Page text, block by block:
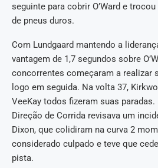
seguinte para cobrir O’Ward e
de pneus duros.
Com Lundgaard mantendo a
vantagem de 1,7 segundos sobre
concorrentes começaram a realizar
logo em seguida. Na volta 37,
VeeKay todos fizeram suas
Direção de Corrida revisava um
Dixon, que colidiram na curva 2
considerado culpado e teve que
pista.